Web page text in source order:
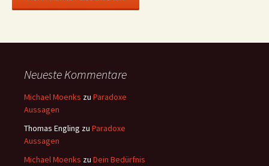
Neueste Kommentare
Michael Moenks zu Paradoxe
Aussagen
Thomas Engling zu Paradoxe
Aussagen
Michael Moenks zu Dein Bedürfnis